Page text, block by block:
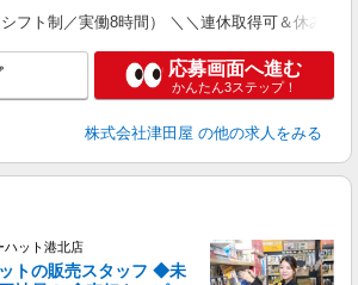
フト制／実働8時間） ＼＼連休取得可＆休みや
応募画面へ進む
かんたん3ステップ！
株式会社津田屋 の他の求人をみる
ット港北店
トの販売スタッフ ◆未